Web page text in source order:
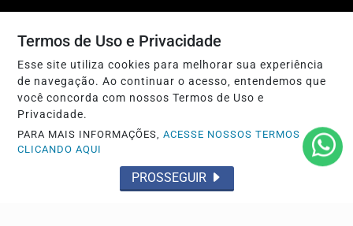
DESTAQUES
Justiça
Conteúdo Patrocinado
Agro
Polícia
Sobre
Expediente
Contato
Termos de Uso e Privacidade
Esse site utiliza cookies para melhorar sua experiência
de navegação. Ao continuar o acesso, entendemos que
você concorda com nossos Termos de Uso e
Privacidade.
PARA MAIS INFORMAÇÕES,ACESSE NOSSOS TERMOS
CLICANDO AQUI
PROSSEGUIR